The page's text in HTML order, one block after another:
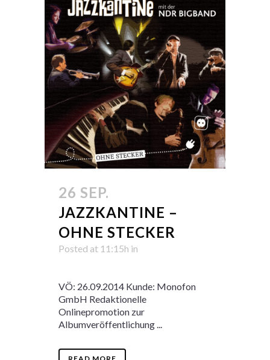
26 SEP.
JAZZKANTINE –
OHNE STECKER
Posted at 11:15h in
VÖ: 26.09.2014 Kunde: Monofon
GmbH Redaktionelle
Onlinepromotion zur
Albumveröffentlichung ...